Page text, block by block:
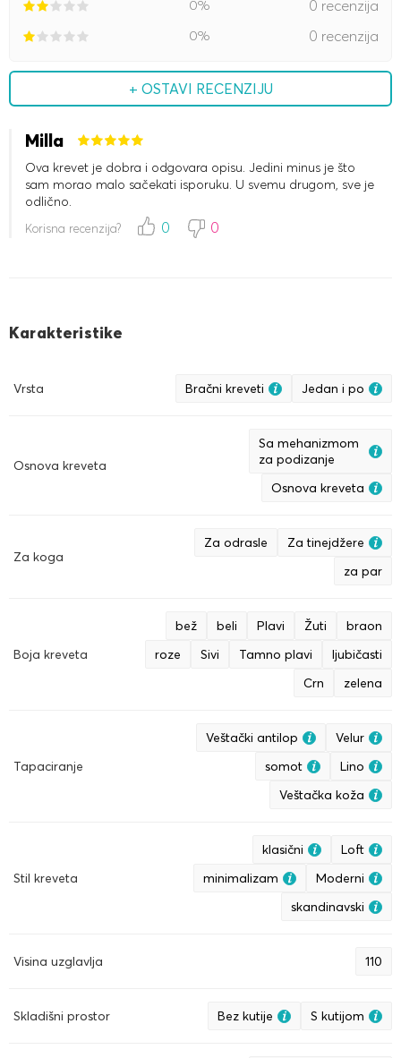
0% 0 recenzija
0% 0 recenzija
+ OSTAVI RECENZIJU
Milla
Ova krevet je dobra i odgovara opisu. Jedini minus je što
sam morao malo sačekati isporuku. U svemu drugom, sve je
odlično.
Korisna recenzija? 0 0
Karakteristike
Vrsta Bračni kreveti Jedan i po
Osnova kreveta
Sa mehanizmom
za podizanje
Osnova kreveta
Za koga
Za odrasle
Za tinejdžere
za par
Boja kreveta
bež beli Plavi Žuti
braon
roze
Sivi Tamno plavi
ljubičasti
Crn
zelena
Tapaciranje
Veštački antilop
Velur
somot
Lino
Veštačka koža
Stil kreveta
klasični
Loft
minimalizam
Moderni
skandinavski
Visina uzglavlja 110
Skladišni prostor Bez kutije S kutijom